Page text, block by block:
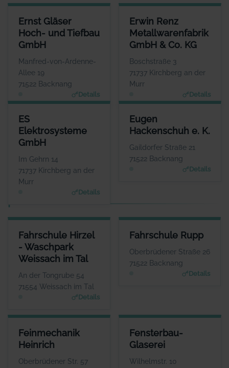
Ernst Gläser
Hoch- und Tiefbau
GmbH
Manfred-von-Ardenne-
Allee 19
71522 Backnang
Details
ERNST GLÄSER HOCH- UND TIEFBAU GMBH
ANSPRECHPARTNER
Herr Ulrich Gläser
WEBSITE
Erwin Renz
Metallwarenfabrik
GmbH & Co. KG
Boschstraße 3
71737 Kirchberg an der
Murr
Details
ERWIN RENZ
ES
Elektrosysteme
GmbH
Im Gehrn 14
71737 Kirchberg an der
Murr
Details
ES ELEKTROSYSTEME GMBH
Herr Espen Wilhelm
Eugen
Hackenschuh e. K.
Gaildorfer Straße 21
71522 Backnang
Details
EUGEN HACKENSCHUH E. K.
ANSPRECHPARTNER
Herr Alexander
Eckstein
www.hackenschuh.eu
F
Fahrschule Hirzel
- Waschpark
Weissach im Tal
An der Tongrube 54
71554 Weissach im Tal
Details
FAHRSCHULE HIRZEL - WASCHPARK WEISSACH IM TAL
ANSPRECHPARTNER
Herr Timo Hirzel
www.fahrschule-hirzel.de; www.waschparkweissachim
tal.de
Fahrschule Rupp
Oberbrüdener Straße 26
71522 Backnang
Details
FAHRSCHULE RUPP
ANSPRECHPARTNER
Herr Andreas Rupp
www.fahrschule-rupp.d
e
Feinmechanik
Heinrich
Oberbrüdener Str. 57
FEINMECHANIK HEINRICH
ANSPRECHPARTNER
Herr Jürgen Heinrich
WEBSITE
Keine Website hinterlegt
Fensterbau-
Glaserei
Wilhelmstr. 10
FENSTERBAU-GLASEREI
ANSPRECHPARTNER
Herr Jörg Fahrbach
Keine Website hinterlegt